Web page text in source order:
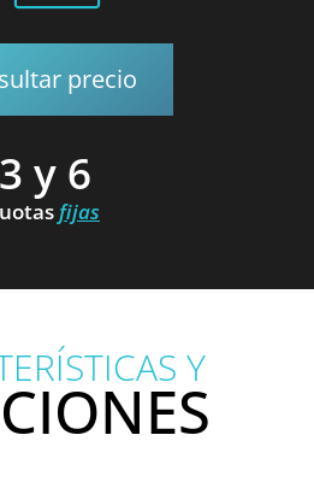
precio
3 y 6
fijas
Y